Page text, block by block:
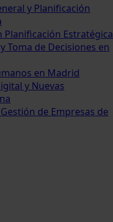
y Planificación
Estratégica
Toma de Decisiones en
en Madrid
y Nuevas
de Empresas de